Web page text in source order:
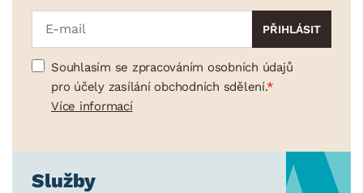
Souhlasím se zpracováním osobních údajů
pro účely zasílání obchodních sdělení.
Více informací
Služby